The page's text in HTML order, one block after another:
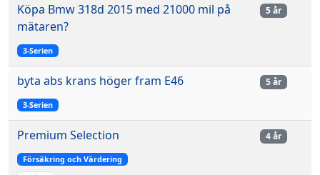
Köpa Bmw 318d 2015 med 21000 mil på
mätaren?
3-Serien
5 år
byta abs krans höger fram E46
3-Serien
5 år
Premium Selection
Försäkring och Värdering
4 år